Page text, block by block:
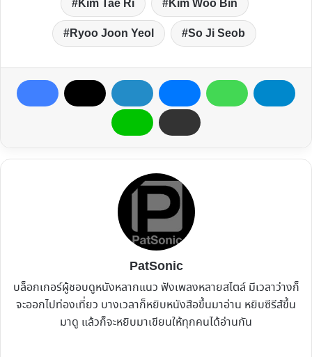
Kim Tae Ri Kim Woo Bin
Ryoo Joon Yeol So Ji Seob
PatSonic
บล็อกเกอร์ผู้ชอบดูหนังหลากแนว ฟังเพลงหลายสไตล์ มีเวลาว่างก็
จะออกไปท่องเที่ยว บางเวลาก็หยิบหนังสือขึ้นมาอ่าน หยิบซีรีส์ขึ้น
มาดู แล้วก็จะหยิบมาเขียนให้ทุกคนได้อ่านกัน